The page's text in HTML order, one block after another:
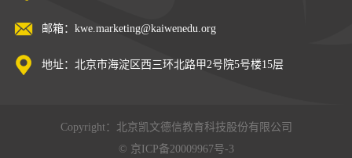
邮箱：kwe.marketing@kaiwenedu.org
地址：北京市海淀区西三环北路甲2号院5号楼15层
Copyright：北京凯文德信教育科技股份有限公司
© 京ICP备20009967号-3